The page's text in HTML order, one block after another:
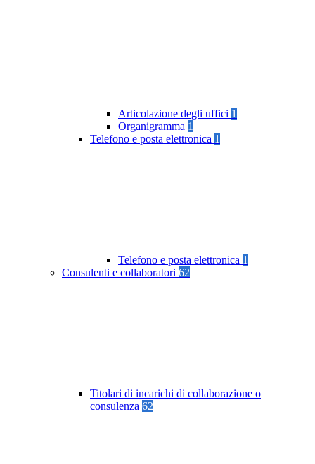
Articolazione degli uffici 1
Organigramma 1
Telefono e posta elettronica 1
Telefono e posta elettronica 1
Consulenti e collaboratori 62
Titolari di incarichi di collaborazione o
consulenza 62